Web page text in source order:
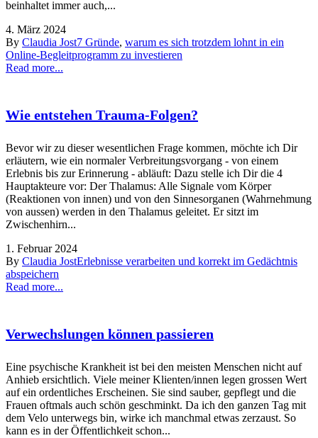
beinhaltet immer auch,...
4. März 2024
By Claudia Jost7 Gründe, warum es sich trotzdem lohnt in ein
Online-Begleitprogramm zu investieren
Read more...
Wie entstehen Trauma-Folgen?
Bevor wir zu dieser wesentlichen Frage kommen, möchte ich Dir
erläutern, wie ein normaler Verbreitungsvorgang - von einem
Erlebnis bis zur Erinnerung - abläuft: Dazu stelle ich Dir die 4
Hauptakteure vor: Der Thalamus: Alle Signale vom Körper
(Reaktionen von innen) und von den Sinnesorganen (Wahrnehmung
von aussen) werden in den Thalamus geleitet. Er sitzt im
Zwischenhirn...
1. Februar 2024
By Claudia JostErlebnisse verarbeiten und korrekt im Gedächtnis
abspeichern
Read more...
Verwechslungen können passieren
Eine psychische Krankheit ist bei den meisten Menschen nicht auf
Anhieb ersichtlich. Viele meiner Klienten/innen legen grossen Wert
auf ein ordentliches Erscheinen. Sie sind sauber, gepflegt und die
Frauen oftmals auch schön geschminkt. Da ich den ganzen Tag mit
dem Velo unterwegs bin, wirke ich manchmal etwas zerzaust. So
kann es in der Öffentlichkeit schon...